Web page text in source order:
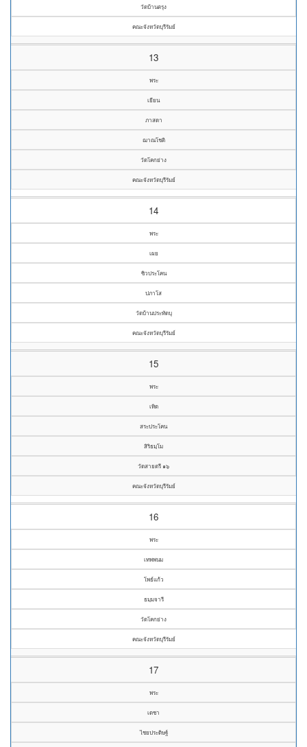
วัดบ้านตรุง
คณะจังหวัดบุรีรัมย์
13
พระ
เยียน
ภาสดา
ฌาณโชติ
วัดโคกย่าง
คณะจังหวัดบุรีรัมย์
14
พระ
เผย
ซิวประโคน
ปภาโส
วัดบ้านประทัดบุ
คณะจังหวัดบุรีรัมย์
15
พระ
เทิด
สระประโคน
สิริธมฺโม
วัดสายตรี ๑๖
คณะจังหวัดบุรีรัมย์
16
พระ
เทพพนม
โพธ์แก้ว
ธมฺมจารี
วัดโคกย่าง
คณะจังหวัดบุรีรัมย์
17
พระ
เดชา
ไชยประดิษฐ์